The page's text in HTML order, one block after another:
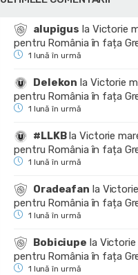
alupigus la Victorie
pentru România în fața
1 lună în urmă
Delekon la Victorie
pentru România în fața
1 lună în urmă
#LLKBlaVictorie
pentru România în fața
1 lună în urmă
Oradeafan la
pentru România în fața
1 lună în urmă
Bobiciupe la Victorie
pentru România în fața
1 lună în urmă